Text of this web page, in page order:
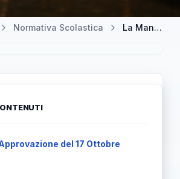
Normativa Scolastica La Manovra Finanziaria 2026: Nessun Intervento per il Settore Scolastico
del 17 Ottobre